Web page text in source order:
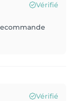
Vérifié
Vérifié